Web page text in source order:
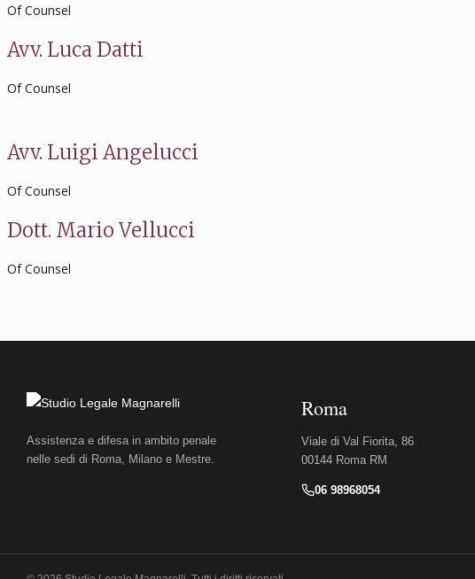
Of Counsel
Avv. Luca Datti
Of Counsel
Avv. Luigi Angelucci
Of Counsel
Dott. Mario Vellucci
Of Counsel
Assistenza e difesa in ambito penale
nelle sedi di Roma, Milano e Mestre.
Roma
Viale di Val Fiorita, 86
00144 Roma RM
06 98968054